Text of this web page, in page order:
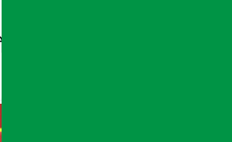
अफ भएको छ । नालायक